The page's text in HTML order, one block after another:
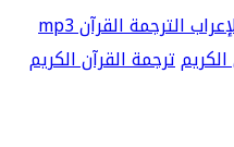
الترجمةالقرآن mp3
ترجمة القرآن الكريم